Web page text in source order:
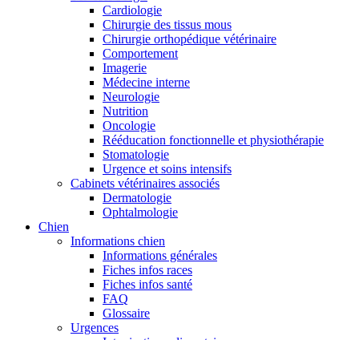
Cardiologie
Chirurgie des tissus mous
Chirurgie orthopédique vétérinaire
Comportement
Imagerie
Médecine interne
Neurologie
Nutrition
Oncologie
Rééducation fonctionnelle et physiothérapie
Stomatologie
Urgence et soins intensifs
Cabinets vétérinaires associés
Dermatologie
Ophtalmologie
Chien
Informations chien
Informations générales
Fiches infos races
Fiches infos santé
FAQ
Glossaire
Urgences